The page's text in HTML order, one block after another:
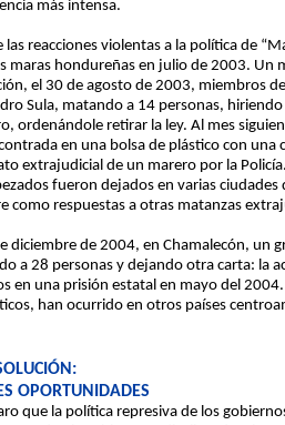
más intensa.
las reacciones violentas a la política de
maras hondureñas en julio de 2003. Un
el 30 de agosto de 2003, miembros
Sula, matando a 14 personas,
ordenándole retirar la ley. Al mes
en una bolsa de plástico con
extrajudicial de un marero por la
fueron dejados en varias
como respuestas a otras matanzas
diciembre de 2004, en Chamalecón, un
a 28 personas y dejando otra carta: la
en una prisión estatal en mayo del
han ocurrido en otros países
OPORTUNIDADES
que la política represiva de los